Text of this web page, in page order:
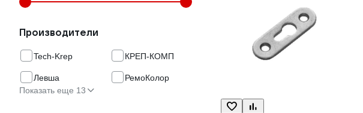
Производители
Tech-Krep КРЕП-КОМП
Левша
РемоКолор
Показать еще 13